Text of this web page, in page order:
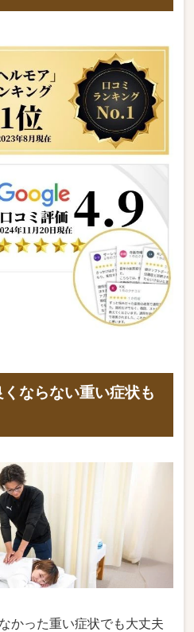
ならない重い症状も
かった重い症状でも大丈夫